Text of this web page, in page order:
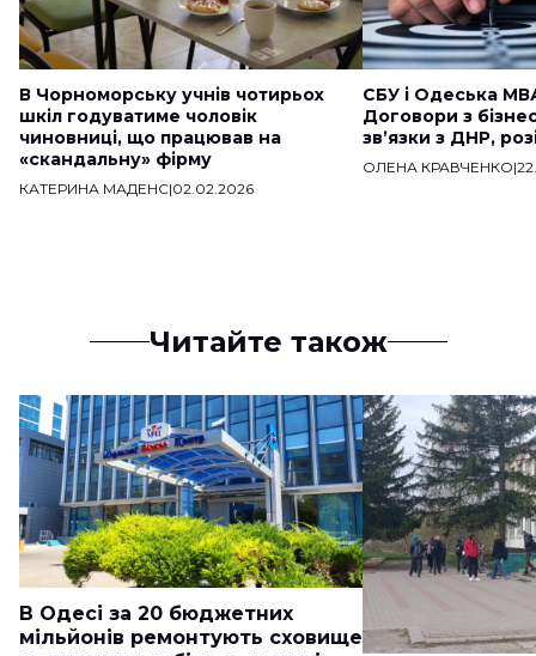
В Чорноморську учнів чотирьох
шкіл годуватиме чоловік
чиновниці, що працював на
«скандальну» фірму
КАТЕРИНА МАДЕНС|02.02.2026
СБУ і Одеська
Договори з
звʼязки з ДНР,
ОЛЕНА КРАВЧЕНКО|
Читайте також
В Одесі за 20 бюджетних
мільйонів ремонтують сховище